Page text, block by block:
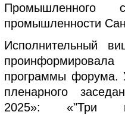
Промышленного
промышленности
Исполнительный
программы форума.
пленарного
2025»: «"Три